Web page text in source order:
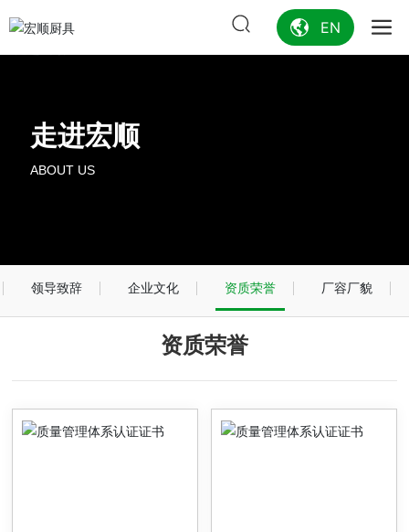
EN
走进宏顺
ABOUT US
领导致辞 企业文化 资质荣誉 厂容厂貌
资质荣誉